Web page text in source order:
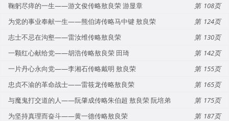
鞠躬尽瘁的一生——游文俊传略敖良荣 游显章
108
为党的事业奉献一生——熊伯涛传略马中键 敖良荣
124
志士不忌在沟壑——雷汝维传略敖良荣
130
一颗红心献给党——胡浩传略敖良荣 田琦
142
一片丹心永向党——李湘石传略戴明 敖良荣
155
忠贞不渝的革命战士——雷筱龙传略敖良荣
165
与魔鬼打交道的人——阮肇成传略朱伯超 敖良荣 阮培弟
175
为坚持真理而奋斗——黄一德传略敖良荣
187